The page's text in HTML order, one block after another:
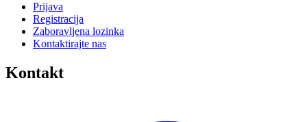
Prijava
Registracija
Zaboravljena lozinka
Kontaktirajte nas
Kontakt